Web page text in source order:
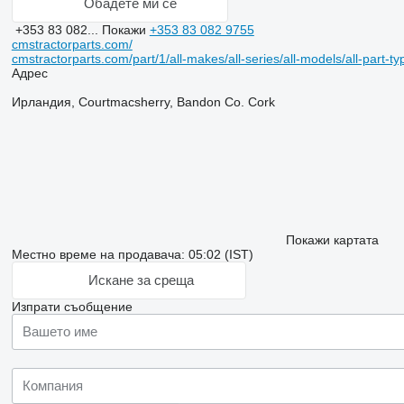
Обадете ми се
+353 83 082... Покажи +353 83 082 9755
cmstractorparts.com/
cmstractorparts.com/part/1/all-makes/all-series/all-models/all-part-
Адрес
Ирландия, Courtmacsherry, Bandon Co. Cork
Покажи картата
Местно време на продавача: 05:02 (IST)
Искане за среща
Изпрати съобщение